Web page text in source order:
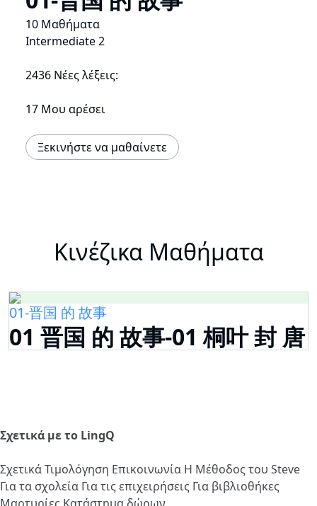
10 Μαθήματα
Intermediate 2
2436 Νέες λέξεις:
17 Μου αρέσει
Ξεκινήστε να μαθαίνετε
Κινέζικα Μαθήματα
01-晋国 的 故事
01 晋国 的 故事-01 桐叶 封 唐
Σχετικά με το LingQ
ΣχετικάΤιμολόγηση Επικοινωνία Η Μέθοδος του Steve
Για τα σχολεία Για τις επιχειρήσεις Για βιβλιοθήκες
Μαρτυρίες Κατάστημα δώρων